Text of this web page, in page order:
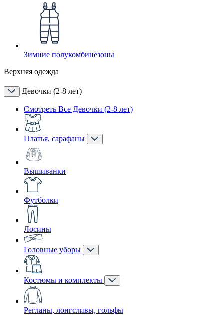
Зимние полукомбинезоны
Верхняя одежда
Девочки (2-8 лет)
Смотреть Все Девочки (2-8 лет)
Платья, сарафаны
Вышиванки
Футболки
Лосины
Головные уборы
Костюмы и комплекты
Регланы, лонгсливы, гольфы